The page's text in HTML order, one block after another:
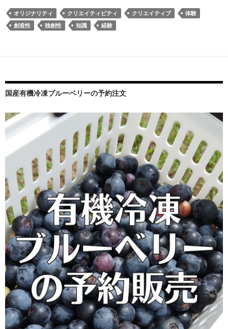
オリジナリティ クリエイティビティ クリエイティブ
体験
創造性
独創性 知識 経験
国産有機冷凍ブルーベリーの予約注文